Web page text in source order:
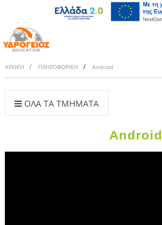
ΑΡΧΙΚΗ ΠΛΗΡΟΦΟΡΙΚΗ Android
ΟΛΑ ΤΑ ΤΜΗΜΑΤΑ
Android